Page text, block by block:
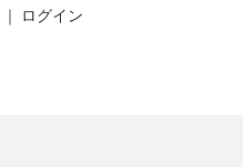
｜ ログイン